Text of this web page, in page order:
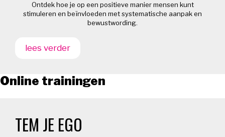
Ontdek hoe je op een positieve manier mensen kunt
stimuleren en beïnvloeden met systematische aanpak en
bewustwording.
lees verder
Online trainingen
TEM JE EGO